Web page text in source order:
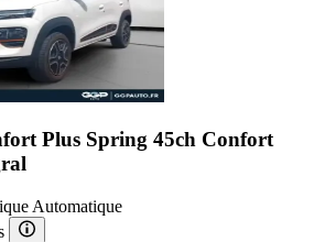
Plus Spring 45ch Confort
Automatique